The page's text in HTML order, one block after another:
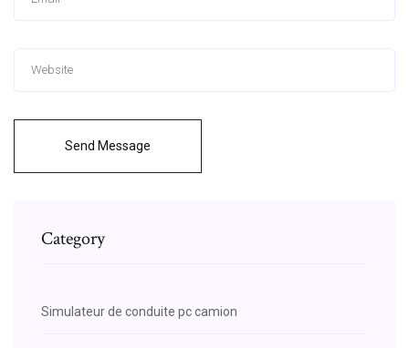
Send Message
Category
Simulateur de conduite pc camion